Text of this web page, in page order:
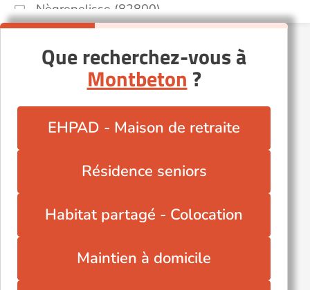
Nègrepelisse (82800)
Saint-Nauphary (82370)
Sérignac (82500)
Que recherchez-vous à
Montbeton ?
EHPAD - Maison de retraite
Résidence seniors
Habitat partagé - Colocation
Maintien à domicile